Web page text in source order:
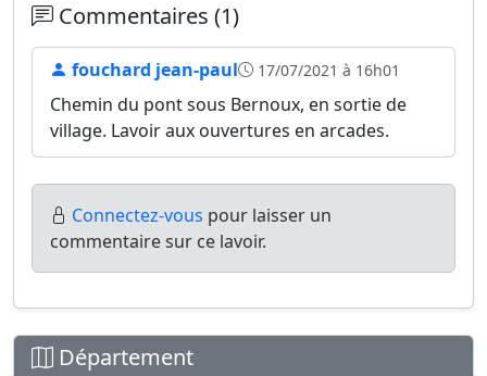
Commentaires (1)
fouchard jean-paul 17/07/2021 à 16h01
Chemin du pont sous Bernoux, en sortie de
village. Lavoir aux ouvertures en arcades.
Connectez-vous pour laisser un
commentaire sur ce lavoir.
Département